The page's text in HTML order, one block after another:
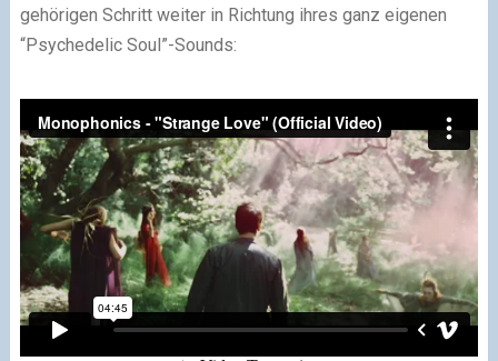
gehörigen Schritt weiter in Richtung ihres ganz eigenen
“Psychedelic Soul”-Sounds: